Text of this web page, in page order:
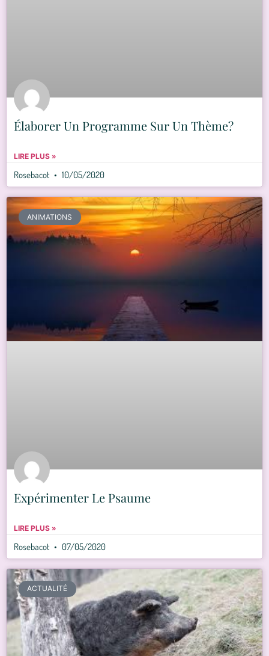
Élaborer Un Programme Sur Un Thème?
LIRE PLUS »
Rosebacot 10/05/2020
ANIMATIONS
Expérimenter Le Psaume
LIRE PLUS »
Rosebacot 07/05/2020
ACTUALITÉ